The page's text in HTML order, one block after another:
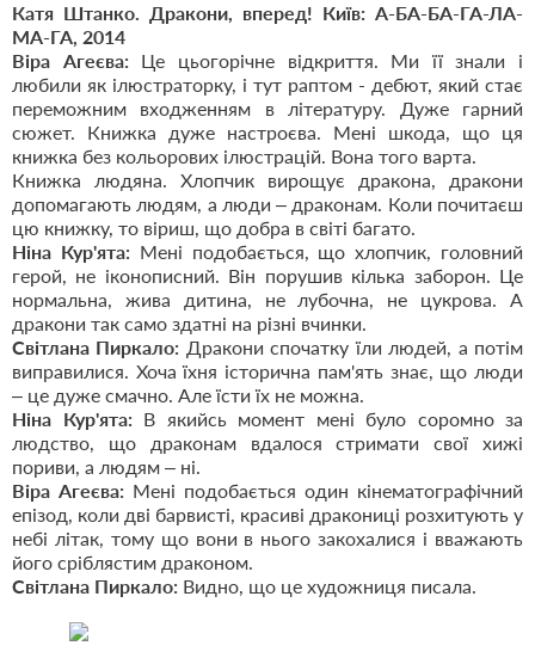
Катя Штанко. Дракони, вперед! Київ: А-БА-БА-ГА-ЛА-
МА-ГА, 2014
Віра Агеєва:
Це цьогорічне відкриття. Ми її знали і
любили як ілюстраторку, і тут раптом - дебют, який стає
переможним входженням в літературу. Дуже гарний
сюжет. Книжка дуже настроєва. Мені шкода, що ця
книжка без кольорових ілюстрацій. Вона того варта.
Книжка людяна. Хлопчик вирощує дракона, дракони
допомагають людям, а люди – драконам. Коли почитаєш
цю книжку, то віриш, що добра в світі багато.
Ніна Кур'ята: Мені подобається, що хлопчик, головний
герой, не іконописний. Він порушив кілька заборон. Це
нормальна, жива дитина, не лубочна, не цукрова. А
дракони так само здатні на різні вчинки.
Світлана Пиркало: Дракони спочатку їли людей, а потім
виправилися. Хоча їхня історична пам'ять знає, що люди
– це дуже смачно. Але їсти їх не можна.
Ніна Кур'ята: В якийсь момент мені було соромно за
людство, що драконам вдалося стримати свої хижі
пориви, а людям – ні.
Віра Агеєва: Мені подобається один кінематографічний
епізод, коли дві барвисті, красиві дракониці розхитують у
небі літак, тому що вони в нього закохалися і вважають
його сріблястим драконом.
Світлана Пиркало: Видно, що це художниця писала.